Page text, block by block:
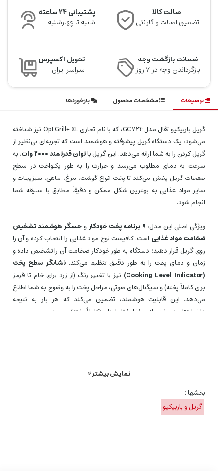
اصالت کالا
تضمین اصالت و گارانتی
پشتیبانی 24 ساعته
شنبه تا چهارشنبه
ضمانت بازگشت وجه
بازگرداندن وجه در ۷ روز
تحویل اکسپرس
سراسر ایران
توضیحات مشخصات محصول بازخوردها
گریل باربیکیو تفال مدل GC724، که با نام تجاری OptiGrill+ XL نیز شناخته
می‌شود، یک دستگاه گریل پیشرفته و هوشمند است که تجربه‌ای بی‌نظیر از
گریل کردن را به شما ارائه می‌دهد. این گریل باتوان قدرتمند ۲۰۰۰ وات
، به
سرعت به دمای مطلوب می‌رسد و حرارت را به طور یکنواخت در سطح
صفحات گریل پخش می‌کند تا پخت انواع گوشت، مرغ، ماهی، سبزیجات و
سایر مواد غذایی به بهترین شکل ممکن و دقیقاً مطابق با سلیقه شما
انجام شود.
ویژگی اصلی این مدل، ۹ برنامه پخت خودکار وحسگر هوشمند تشخیص
ضخامت مواد غذایی است. کافیست نوع مواد غذایی را انتخاب کرده و آن را
روی گریل قرار دهید؛ دستگاه به طور خودکار ضخامت آن را تشخیص داده و
زمان و دمای پخت را به طور دقیق تنظیم می‌کند. نشانگر سطح پخت
(Cooking Level Indicator)
نیز با تغییر رنگ (از زرد برای خام تا قرمز
برای کاملاً پخته) و سیگنال‌های صوتی، مراحل پخت را به وضوح به شما اطلاع
می‌دهد. این قابلیت هوشمند، تضمین می‌کند که هر بار به نتیجه
دلخواهتان در پخت، از رار (خام) تا ول‌دان (کاملاً پخته)، برسید.
سانتی‌گراد) وجود دارد که به شما امکان می‌دهد برای گریل کردن انواع
صفحات گریل از جنس آلومینیوم دایکاست با روکش نچسب با دوام بالا
نمایش بیشتر
بخشها :
گریل و باربیکیو